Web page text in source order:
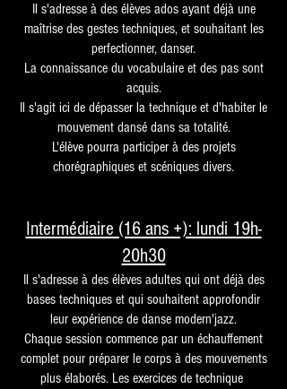
Il s'adresse à des élèves ados ayant déjà une
maîtrise des gestes techniques, et souhaitant les
perfectionner, danser.
La connaissance du vocabulaire et des pas sont
acquis.
Il s'agit ici de dépasser la technique et d'habiter le
mouvement dansé dans sa totalité.
L'élève pourra participer à des projets
chorégraphiques et scéniques divers.
Intermédiaire (16 ans +): lundi 19h-
20h30
Il s'adresse à des élèves adultes qui ont déjà des
bases techniques et qui souhaitent approfondir
leur expérience de danse modern'jazz.
Chaque session commence par un échauffement
complet pour préparer le corps à des mouvements
plus élaborés. Les exercices de technique